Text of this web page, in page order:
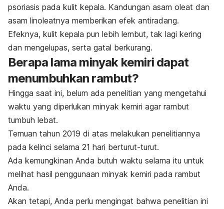
psoriasis pada kulit kepala. Kandungan asam oleat dan
asam linoleatnya memberikan efek antiradang.
Efeknya, kulit kepala pun lebih lembut, tak lagi kering
dan mengelupas, serta gatal berkurang.
Berapa lama minyak kemiri dapat
menumbuhkan rambut?
Hingga saat ini, belum ada penelitian yang mengetahui
waktu yang diperlukan minyak kemiri agar rambut
tumbuh lebat.
Temuan tahun 2019 di atas melakukan penelitiannya
pada kelinci selama 21 hari berturut-turut.
Ada kemungkinan Anda butuh waktu selama itu untuk
melihat hasil penggunaan minyak kemiri pada rambut
Anda.
Akan tetapi, Anda perlu mengingat bahwa penelitian ini